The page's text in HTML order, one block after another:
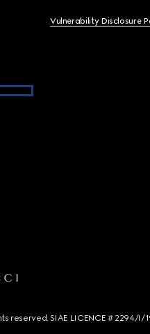
Vulnerability Disclosure
reserved. SIAE LICENCE # 2294/